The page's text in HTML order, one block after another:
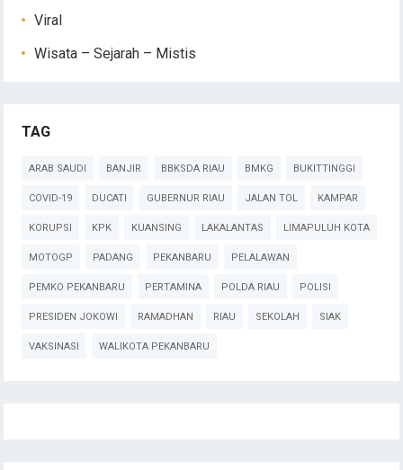
Viral
Wisata – Sejarah – Mistis
TAG
ARAB SAUDI BANJIR BBKSDA RIAU BMKG BUKITTINGGI
COVID-19 DUCATI GUBERNUR RIAU JALAN TOL KAMPAR
KORUPSI KPK KUANSING LAKALANTAS LIMAPULUH KOTA
MOTOGP PADANG PEKANBARU PELALAWAN
PEMKO PEKANBARU PERTAMINA POLDA RIAU POLISI
PRESIDEN JOKOWI RAMADHAN RIAU SEKOLAH SIAK
VAKSINASI WALIKOTA PEKANBARU